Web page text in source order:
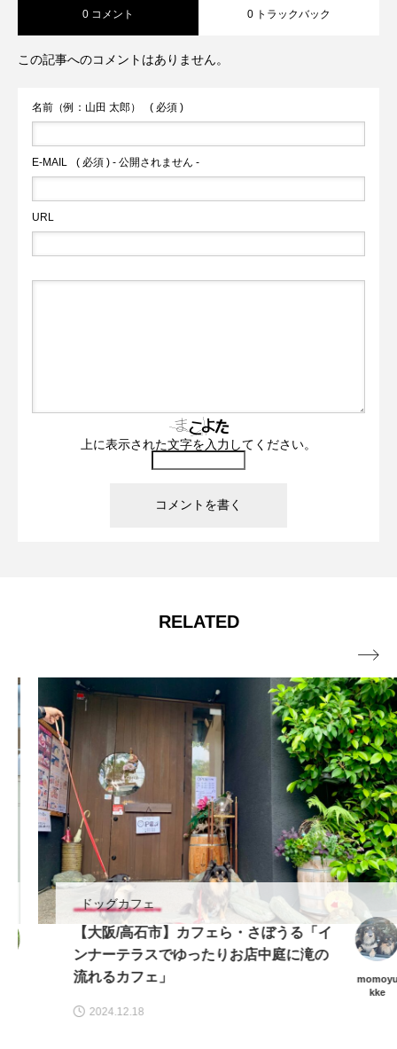
ぐカフェで花見前の静けさを」
ドアリゾート「愛犬とずっと一緒♪オール
0 コメント 0 トラックバック
この記事へのコメントはありません。
名前（例：山田 太郎） ( 必須 )
E-MAIL ( 必須 ) - 公開されません -
URL
上に表示された文字を入力してください。
RELATED
ドッグカフェ
【大阪/高石市】カフェら・さぼうる「イ
ンナーテラスでゆったりお店中庭に滝の
流れるカフェ」
momoyu
2024.12.18
